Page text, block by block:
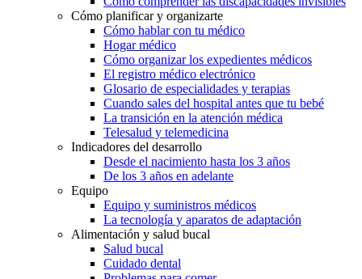
Cómo planificar y organizarte
Cómo hablar con tu médico
Hogar médico
Cómo organizar los expedientes médicos
El registro médico electrónico
Glosario de especialidades y terapias
Cuando sales del hospital antes que tu bebé
La transición en la atención médica
Telesalud y telemedicina
Indicadores del desarrollo
Desde el nacimiento hasta los 3 años
De los 3 años en adelante
Equipo
Equipo y suministros médicos
La tecnología y aparatos de adaptación
Alimentación y salud bucal
Salud bucal
Cuidado dental